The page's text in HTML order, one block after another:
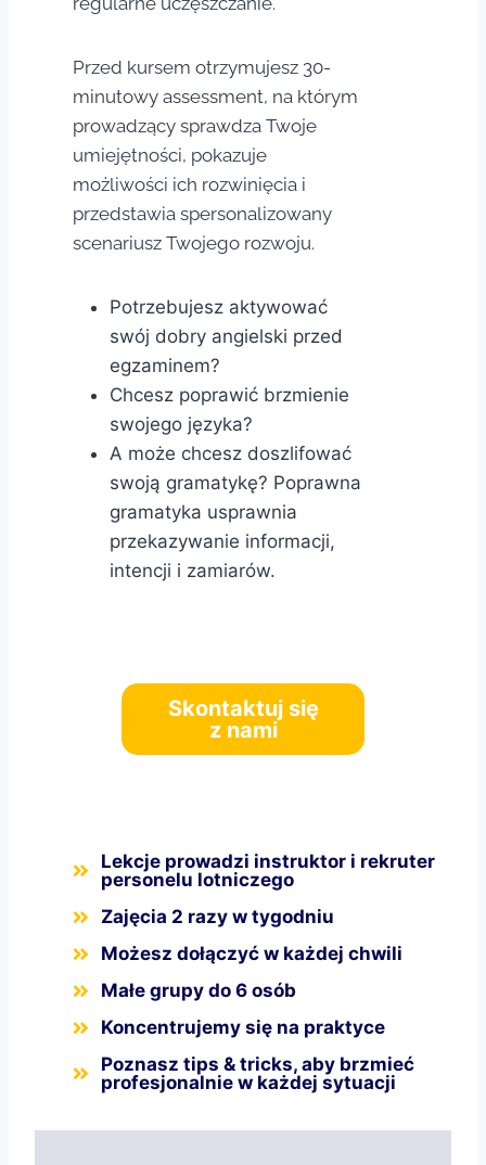
Przed kursem otrzymujesz 30-
minutowy assessment, na którym
prowadzący sprawdza Twoje
umiejętności, pokazuje
możliwości ich rozwinięcia i
przedstawia spersonalizowany
scenariusz Twojego rozwoju.
Potrzebujesz aktywować
swój dobry angielski przed
egzaminem?
Chcesz poprawić brzmienie
swojego języka?
A może chcesz doszlifować
swoją gramatykę? Poprawna
gramatyka usprawnia
przekazywanie informacji,
intencji i zamiarów.
Skontaktuj się
z nami
Lekcje prowadzi instruktor i rekruter
personelu lotniczego
Zajęcia 2 razy w tygodniu
Możesz dołączyć w każdej chwili
Małe grupy do 6 osób
Koncentrujemy się na praktyce
Poznasz tips & tricks, aby brzmieć
profesjonalnie w każdej sytuacji